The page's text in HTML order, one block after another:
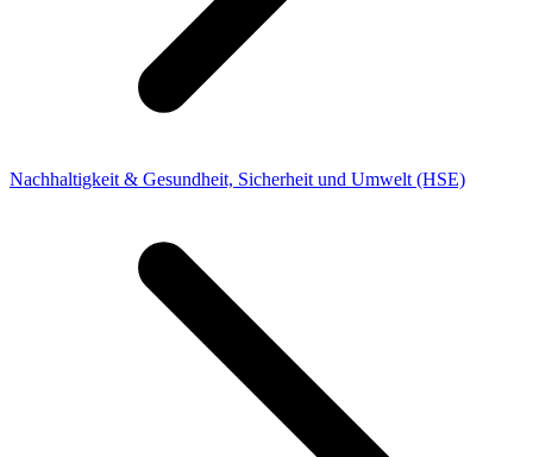
Nachhaltigkeit & Gesundheit, Sicherheit und Umwelt (HSE)